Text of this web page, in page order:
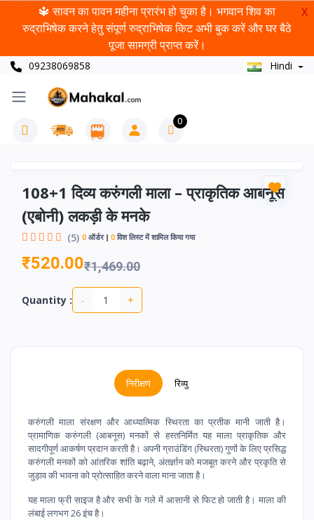
🔱 सावन का पावन महीना प्रारंभ हो चुका है। भगवान शिव का
रुद्राभिषेक करने हेतु संपूर्ण रुद्राभिषेक किट अभी बुक करें और घर बैठे
पूजा सामग्री प्राप्त करें।
X
09238069858 Hindi
0
108+1 दिव्य करुंगली माला – प्राकृतिक आबनूस
(एबोनी) लकड़ी के मनके
(5) 0 ऑर्डर 0 विश लिस्ट में शामिल किया गया
₹520.00₹1,469.00
Quantity : - +
निरीक्षण रिव्यु
करुंगली माला संरक्षण और आध्यात्मिक स्थिरता का प्रतीक मानी जाती है।
प्रामाणिक करुंगली (आबनूस) मनकों से हस्तनिर्मित यह माला प्राकृतिक और
सादगीपूर्ण आकर्षण प्रदान करती है। अपनी ग्राउंडिंग (स्थिरता) गुणों के लिए प्रसिद्ध
करुंगली मनकों को आंतरिक शांति बढ़ाने, अंतर्ज्ञान को मजबूत करने और प्रकृति से
जुड़ाव की भावना को प्रोत्साहित करने वाला माना जाता है।
यह माला फ्री साइज है और सभी के गले में आसानी से फिट हो जाती है। माला की
लंबाई लगभग 26 इंच है।